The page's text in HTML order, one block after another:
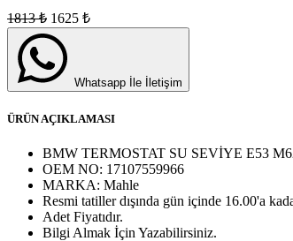
1813₺ 1625 ₺
Whatsapp İle İletişim
ÜRÜN AÇIKLAMASI
BMW TERMOSTAT SU SEVİYE E53
OEM NO: 17107559966
MARKA: Mahle
Resmi tatiller dışında gün içinde 16.00'a
Adet Fiyatıdır.
Bilgi Almak İçin Yazabilirsiniz.